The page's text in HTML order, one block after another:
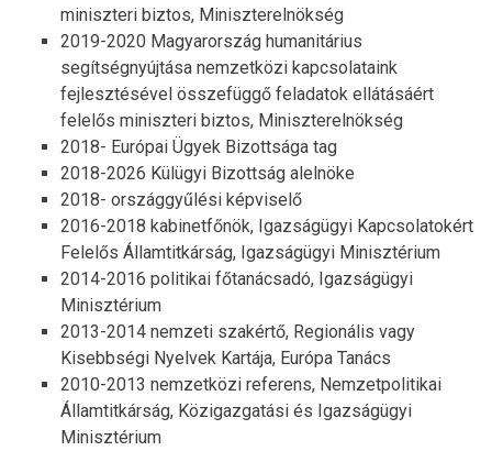
miniszteri biztos, Miniszterelnökség
2019-2020 Magyarország humanitárius
segítségnyújtása nemzetközi kapcsolataink
fejlesztésével összefüggő feladatok ellátásáért
felelős miniszteri biztos, Miniszterelnökség
2018- Európai Ügyek Bizottsága tag
2018-2026 Külügyi Bizottság alelnöke
2018- országgyűlési képviselő
2016-2018 kabinetfőnök, Igazságügyi Kapcsolatokért
Felelős Államtitkárság, Igazságügyi Minisztérium
2014-2016 politikai főtanácsadó, Igazságügyi
Minisztérium
2013-2014 nemzeti szakértő, Regionális vagy
Kisebbségi Nyelvek Kartája, Európa Tanács
2010-2013 nemzetközi referens, Nemzetpolitikai
Államtitkárság, Közigazgatási és Igazságügyi
Minisztérium